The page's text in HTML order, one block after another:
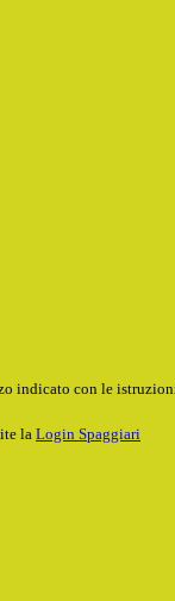
indicato con le
la Login Spaggiari